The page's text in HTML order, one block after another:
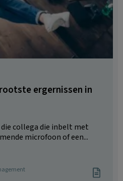
ergernissen in
die collega die inbelt met
microfoon of een...